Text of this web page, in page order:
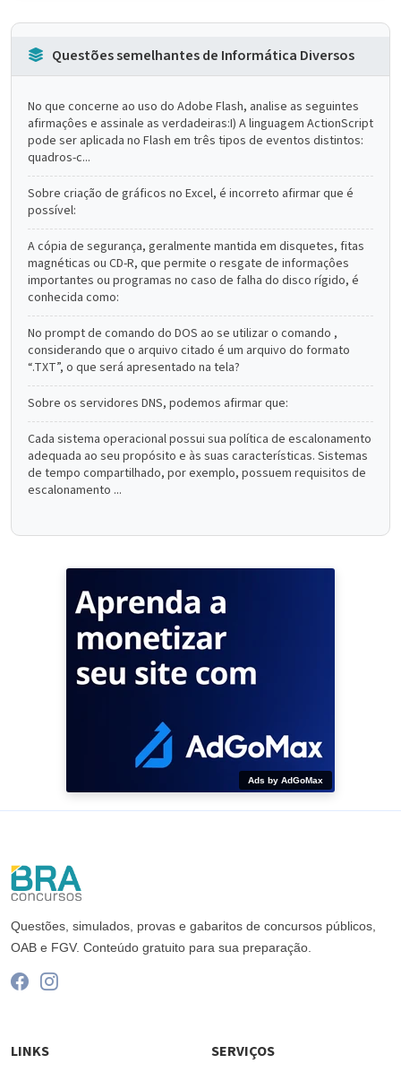
Questões semelhantes de Informática Diversos
No que concerne ao uso do Adobe Flash, analise as seguintes
afirmaçôes e assinale as verdadeiras:I) A linguagem ActionScript
pode ser aplicada no Flash em três tipos de eventos distintos:
quadros-c...
Sobre criação de gráficos no Excel, é incorreto afirmar que é
possível:
A cópia de segurança, geralmente mantida em disquetes, fitas
magnéticas ou CD-R, que permite o resgate de informaçôes
importantes ou programas no caso de falha do disco rígido, é
conhecida como:
No prompt de comando do DOS ao se utilizar o comando ,
considerando que o arquivo citado é um arquivo do formato
“.TXT”, o que será apresentado na tela?
Sobre os servidores DNS, podemos afirmar que:
Cada sistema operacional possui sua política de escalonamento
adequada ao seu propósito e às suas características. Sistemas
de tempo compartilhado, por exemplo, possuem requisitos de
escalonamento ...
Ads by AdGoMax
Questões, simulados, provas e gabaritos de concursos públicos,
OAB e FGV. Conteúdo gratuito para sua preparação.
LINKS SERVIÇOS